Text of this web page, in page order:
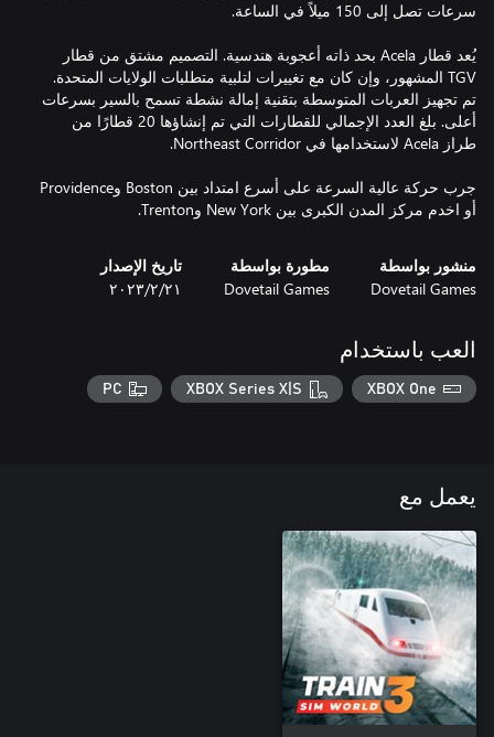
يُعد قطار Acela بحد ذاته أعجوبة هندسية. التصميم مشتق من قطار
TGV المشهور، وإن كان مع تغييرات لتلبية متطلبات الولايات المتحدة.
تم تجهيز العربات المتوسطة بتقنية إمالة نشطة تسمح بالسير بسرعات
أعلى. بلغ العدد الإجمالي للقطارات التي تم إنشاؤها 20 قطارًا من
جرب حركة عالية السرعة على أسرع امتداد بين Boston وProvidence
أو اخدم مركز المدن الكبرى بين New York وTrenton.
منشور بواسطة
Dovetail Games
مطورة بواسطة
Dovetail Games
تاريخ الإصدار
٢١‏/٢‏/٢٠٢٣
العب باستخدام
XBOX One
XBOX Series X|S
PC
يعمل مع